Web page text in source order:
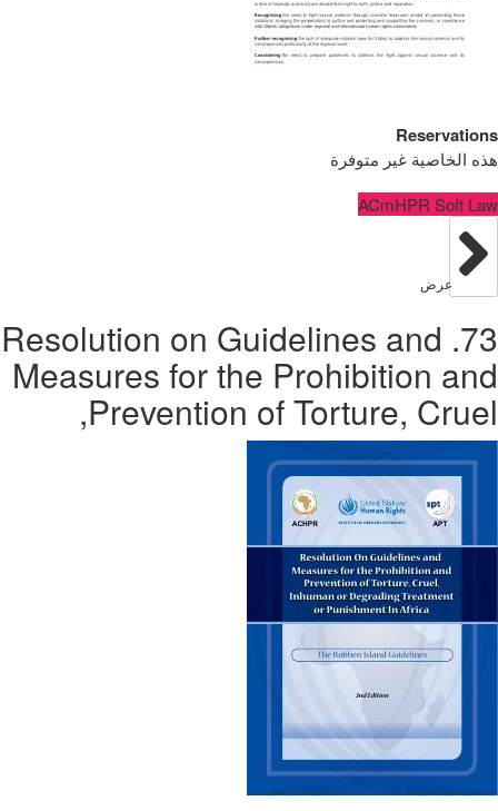
Reservations
هذه الخاصية غير متوفرة
ACmHPR Soft Law
عرض
73. Resolution on Guidelines and
Measures for the Prohibition and
Prevention of Torture, Cruel,